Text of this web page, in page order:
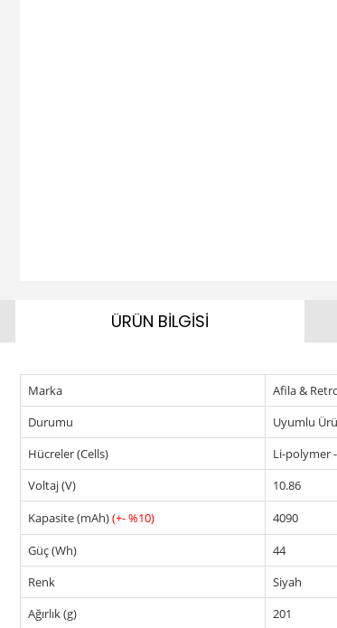
ÜRÜN BİLGİSİ
Marka
Afila &
Durumu
Uyumlu
Hücreler (Cells)
Li-polymer
Voltaj (V)
10.86
Kapasite (mAh)(+- %10)
4090
Güç (Wh)
44
Renk
Siyah
Ağırlık (g)
201